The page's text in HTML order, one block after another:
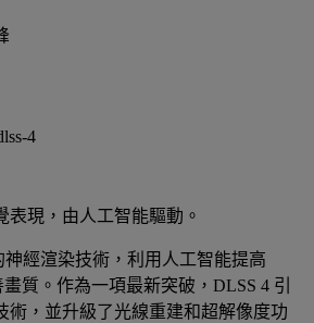
表現，由人工智能驅動。
經渲染技術，利用人工智能提高
質。作為一項最新突破，DLSS 4 引
術，並升級了光線重建和超解像度功